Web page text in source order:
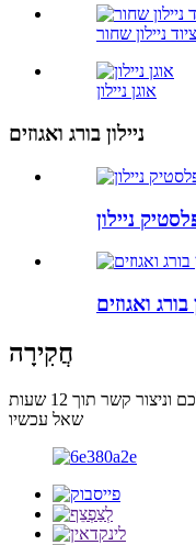
ציוד ניילון שחור
אוגן ניילון
ניילון בורג ואגוזים
ניילון
בורג ואגוזים
חֲקִירָה
שאל עכשיו